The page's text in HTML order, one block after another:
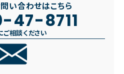
い合わせはこちら
47-8711
ご相談ください